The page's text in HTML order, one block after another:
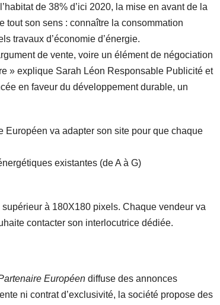
de 38% d’ici 2020, la mise en avant de la
tout son sens : connaître la consommation
travaux d’économie d’énergie.
de vente, voire un élément de négociation
» explique Sarah Léon Responsable Publicité et
en faveur du développement durable, un
Européen va adapter son site pour que chaque
existantes (de A à G)
à 180X180 pixels. Chaque vendeur va
contacter son interlocutrice dédiée.
Européen diffuse des annonces
ni contrat d’exclusivité, la société propose des